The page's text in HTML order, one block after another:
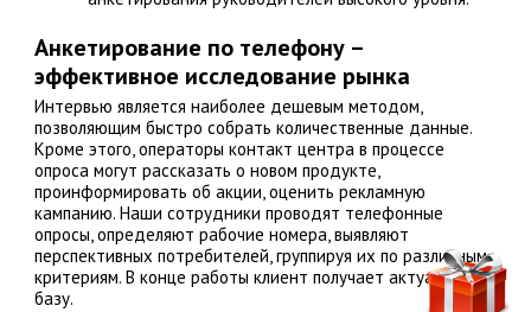
Анкетирование по телефону –
эффективное исследование рынка
Интервью является наиболее дешевым методом,
позволяющим быстро собрать количественные данные.
Кроме этого, операторы контакт центра в процессе
опроса могут рассказать о новом продукте,
проинформировать об акции, оценить рекламную
кампанию. Наши сотрудники проводят телефонные
опросы, определяют рабочие номера, выявляют
перспективных потребителей, группируя их по различным
критериям. В конце работы клиент получает актуальную
базу.